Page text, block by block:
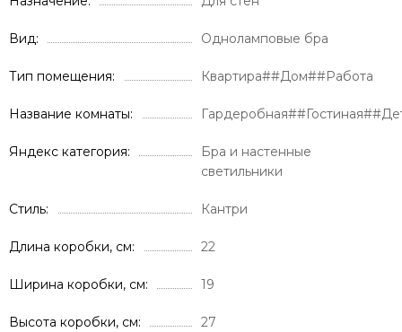
Вид Одноламповые бра
Тип помещения Квартира##Дом##Работа
Название комнаты
Яндекс категория
Бра и настенные
светильники
Стиль Кантри
Длина коробки, см 22
Ширина коробки, см 19
Высота коробки, см 27